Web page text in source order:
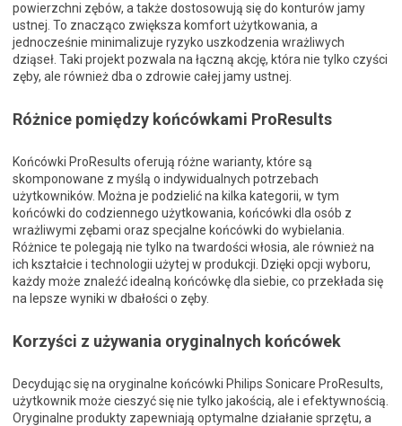
powierzchni zębów, a także dostosowują się do konturów jamy
ustnej. To znacząco zwiększa komfort użytkowania, a
jednocześnie minimalizuje ryzyko uszkodzenia wrażliwych
dziąseł. Taki projekt pozwala na łączną akcję, która nie tylko czyści
zęby, ale również dba o zdrowie całej jamy ustnej.
Różnice pomiędzy końcówkami ProResults
Końcówki ProResults oferują różne warianty, które są
skomponowane z myślą o indywidualnych potrzebach
użytkowników. Można je podzielić na kilka kategorii, w tym
końcówki do codziennego użytkowania, końcówki dla osób z
wrażliwymi zębami oraz specjalne końcówki do wybielania.
Różnice te polegają nie tylko na twardości włosia, ale również na
ich kształcie i technologii użytej w produkcji. Dzięki opcji wyboru,
każdy może znaleźć idealną końcówkę dla siebie, co przekłada się
na lepsze wyniki w dbałości o zęby.
Korzyści z używania oryginalnych końcówek
Decydując się na oryginalne końcówki Philips Sonicare ProResults,
użytkownik może cieszyć się nie tylko jakością, ale i efektywnością.
Oryginalne produkty zapewniają optymalne działanie sprzętu, a